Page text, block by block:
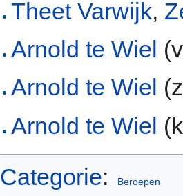
Theet Varwijk,
Arnold te Wiel
Arnold te Wiel
Arnold te Wiel
Categorie: Beroepen